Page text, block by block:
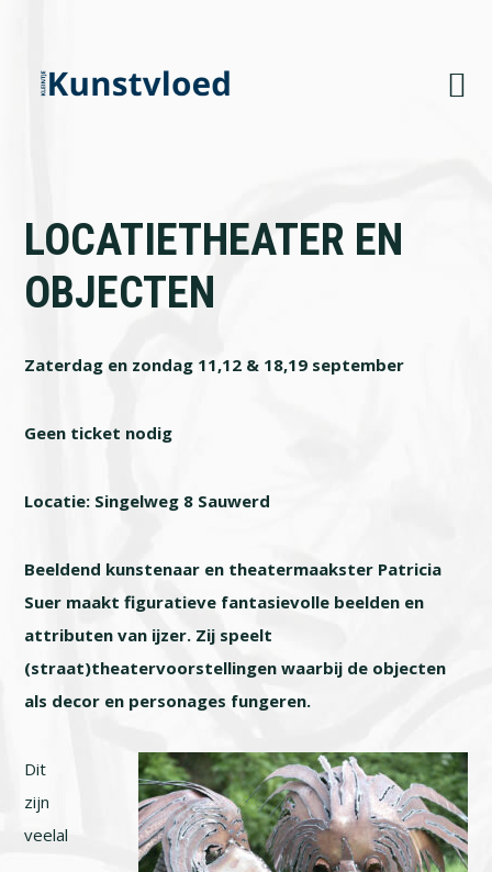
primary
navigation
content
footer
LOCATIETHEATER EN
OBJECTEN
Zaterdag en zondag 11,12 & 18,19 september
Geen ticket nodig
Locatie: Singelweg 8 Sauwerd
Beeldend kunstenaar en theatermaakster Patricia
Suer maakt figuratieve fantasievolle beelden en
attributen van ijzer. Zij speelt
(straat)theatervoorstellingen waarbij de objecten
als decor en personages fungeren.
Dit
zijn
veelal